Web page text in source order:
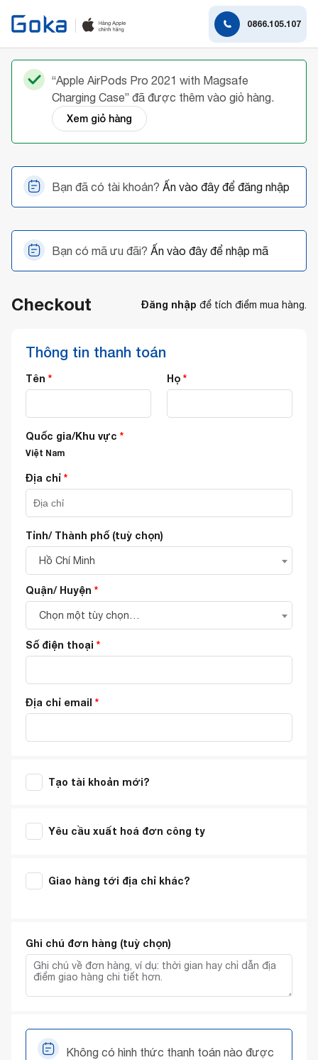
0866.105.107
Xem giỏ hàng
“Apple AirPods Pro 2021 with Magsafe
Charging Case” đã được thêm vào giỏ hàng.
Bạn đã có tài khoản? Ấn vào đây để đăng nhập
Bạn có mã ưu đãi? Ấn vào đây để nhập mã
Checkout Đăng nhập để tích điểm mua hàng.
Thông tin thanh toán
Tên * Họ*
Quốc gia/Khu vực *
Việt Nam
Địa chỉ *
Tỉnh/ Thành phố (tuỳ chọn)
Hồ Chí Minh
Quận/ Huyện *
Chọn một tùy chọn…
Số điện thoại *
Địa chỉ email *
Tạo tài khoản mới?
Yêu cầu xuất hoá đơn công ty
Giao hàng tới địa chỉ khác?
Ghi chú đơn hàng (tuỳ chọn)
Không có hình thức thanh toán nào được